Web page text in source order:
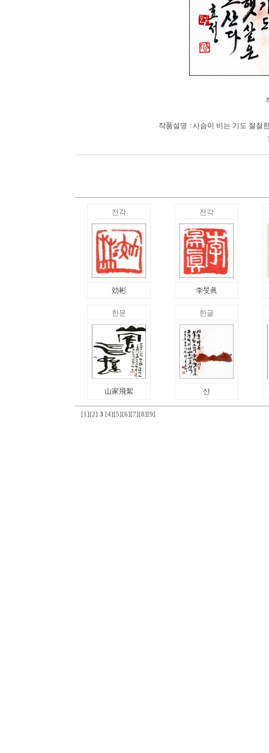
작품설명 : 사슴이 비는 기도 절절
전각
効彬
전각
李旻眞
한문
山家飛絮
한글
산
[1] [2] 3 [4] [5] [6] [7] [8] [9]